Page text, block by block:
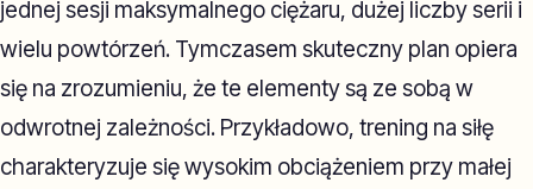
jednej sesji maksymalnego ciężaru, dużej liczby serii i
wielu powtórzeń. Tymczasem skuteczny plan opiera
się na zrozumieniu, że te elementy są ze sobą w
odwrotnej zależności. Przykładowo, trening na siłę
charakteryzuje się wysokim obciążeniem przy małej